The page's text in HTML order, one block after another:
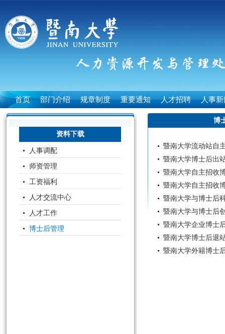
首页 部门介绍 规章制度 重要通知 人才招聘 人事新
资料下载
人事调配
师资管理
工资福利
人才交流中心
人才工作
博士后管理
博
暨南大学流动站自
暨南大学博士后出
暨南大学自主招收
暨南大学自主招收
暨南大学与博士后
暨南大学与博士后
暨南大学企业博士
暨南大学博士后退
暨南大学外籍博士